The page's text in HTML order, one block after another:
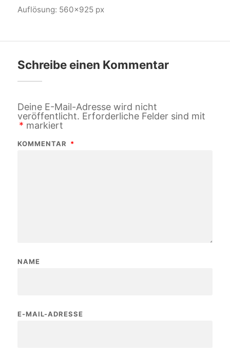
Auflösung: 560x925 px
Schreibe einen Kommentar
Deine E-Mail-Adresse wird nicht
veröffentlicht. Erforderliche Felder sind mit
* markiert
KOMMENTAR *
NAME
E-MAIL-ADRESSE